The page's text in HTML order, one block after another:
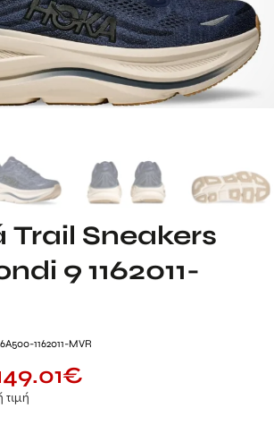
Trail Sneakers
9 1162011-
1162011-MVR
€
τιμή